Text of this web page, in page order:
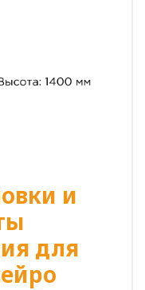
и
для